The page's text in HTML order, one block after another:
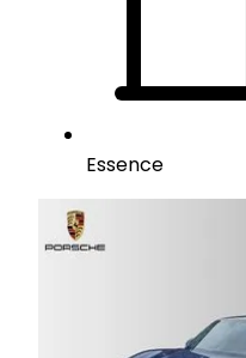
Essence